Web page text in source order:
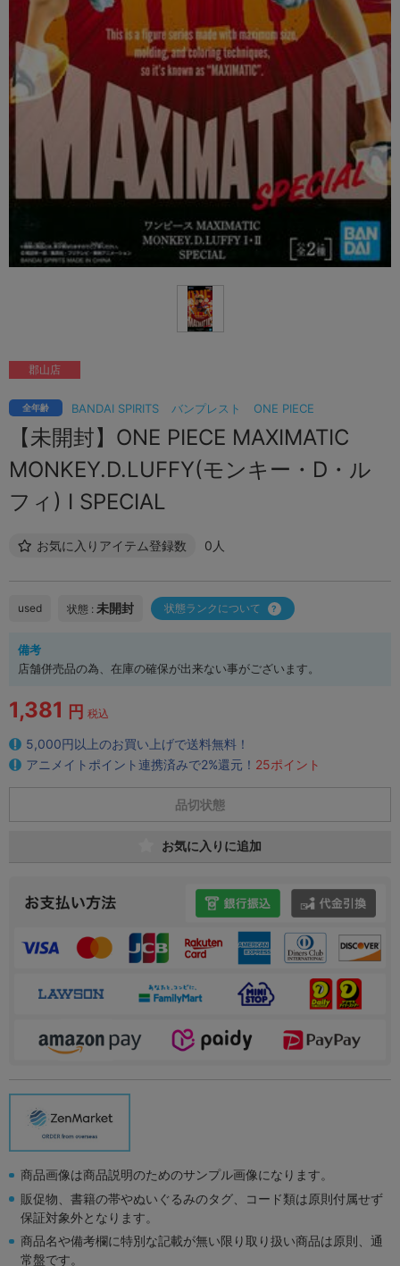
BANDAI SPIRITS バンプレスト ONE PIECE
全年齢
【未開封】ONE PIECE MAXIMATIC
MONKEY.D.LUFFY(モンキー・D・ル
フィ) I SPECIAL
お気に入りアイテム登録数 0人
郡山店
used 状態 : 未開封 状態ランクについて
備考
店舗併売品の為、在庫の確保が出来ない事がございます。
1,381 円 税込
5,000円以上のお買い上げで送料無料！
アニメイトポイント連携済みで2%還元！ 25ポイント
品切状態
お気に入りに追加
商品画像は商品説明のためのサンプル画像になります。
販促物、書籍の帯やぬいぐるみのタグ、コード類は原則付属せず
保証対象外となります。
商品名や備考欄に特別な記載が無い限り取り扱い商品は原則、通
常盤です。